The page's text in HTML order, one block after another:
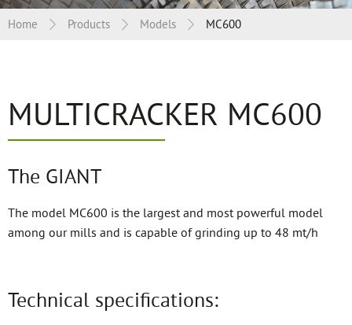
Home Products Models MC600
MULTICRACKER MC600
The GIANT
The model MC600 is the largest and most powerful model
among our mills and is capable of grinding up to 48 mt/h
Technical specifications: